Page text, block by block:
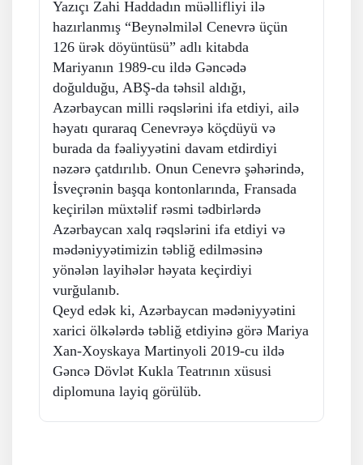
Yazıçı Zahi Haddadın müəllifliyi ilə
hazırlanmış “Beynəlmiləl Cenevrə üçün
126 ürək döyüntüsü” adlı kitabda
Mariyanın 1989-cu ildə Gəncədə
doğulduğu, ABŞ-da təhsil aldığı,
Azərbaycan milli rəqslərini ifa etdiyi, ailə
həyatı quraraq Cenevrəyə köçdüyü və
burada da fəaliyyətini davam etdirdiyi
nəzərə çatdırılıb. Onun Cenevrə şəhərində,
İsveçrənin başqa kontonlarında, Fransada
keçirilən müxtəlif rəsmi tədbirlərdə
Azərbaycan xalq rəqslərini ifa etdiyi və
mədəniyyətimizin təbliğ edilməsinə
yönələn layihələr həyata keçirdiyi
vurğulanıb.
Qeyd edək ki, Azərbaycan mədəniyyətini
xarici ölkələrdə təbliğ etdiyinə görə Mariya
Xan-Xoyskaya Martinyoli 2019-cu ildə
Gəncə Dövlət Kukla Teatrının xüsusi
diplomuna layiq görülüb.